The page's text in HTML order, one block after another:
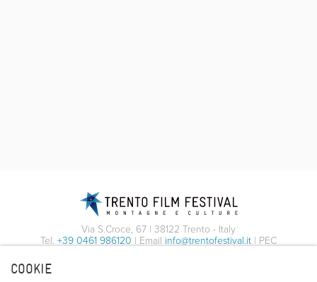
COOKIE
Via S.Croce, 67 | 38122 Trento - Italy
Tel. +39 0461 986120 | Email info@trentofestival.it | PEC